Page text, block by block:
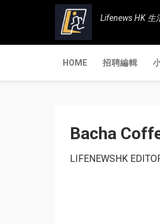
Lifenews HK
HOME 招聘編輯
Bacha
LIFENEWSHK